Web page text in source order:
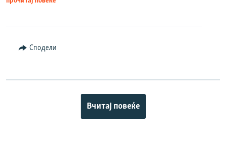
Сподели
Вчитај повеќе